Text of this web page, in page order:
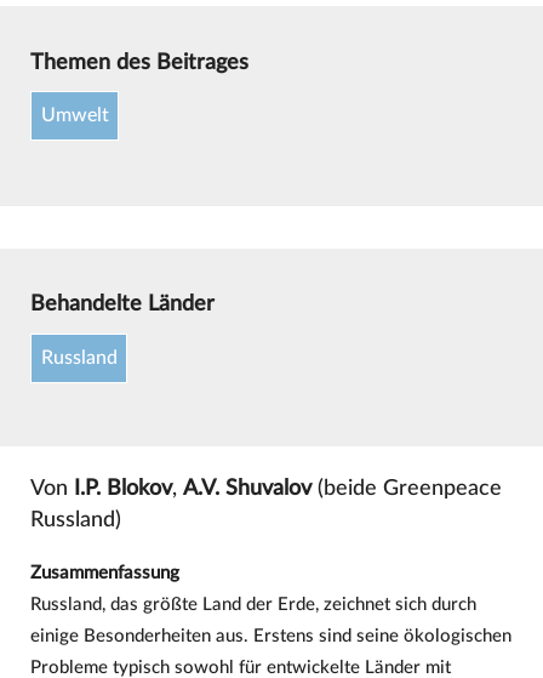
Themen des Beitrages
Umwelt
Behandelte Länder
Russland
Von I.P. Blokov, A.V. Shuvalov(beide Greenpeace
Russland)
Zusammenfassung
Russland, das größte Land der Erde, zeichnet sich durch
einige Besonderheiten aus. Erstens sind seine ökologischen
Probleme typisch sowohl für entwickelte Länder mit